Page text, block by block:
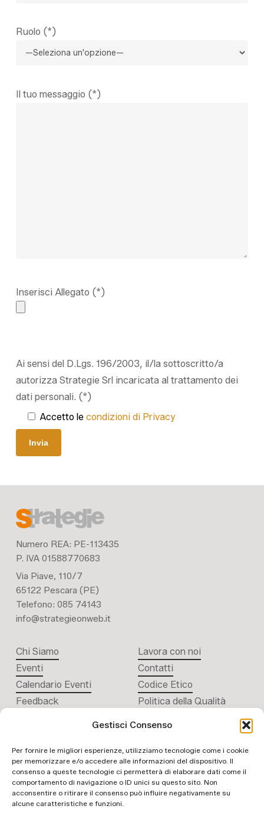
Gestisci Consenso
Per fornire le migliori esperienze, utilizziamo tecnologie come i cookie
per memorizzare e/o accedere alle informazioni del dispositivo. Il
consenso a queste tecnologie ci permetterà di elaborare dati come il
comportamento di navigazione o ID unici su questo sito. Non
acconsentire o ritirare il consenso può influire negativamente su
alcune caratteristiche e funzioni.
Ruolo (*)
Il tuo messaggio (*)
Inserisci Allegato (*)
Ai sensi del D.Lgs. 196/2003, il/la sottoscritto/a
autorizza Strategie Srl incaricata al trattamento dei
dati personali. (*)
Accetto le condizioni di Privacy
Numero REA: PE-113435
P. IVA 01588770683
Via Piave, 110/7
65122 Pescara (PE)
Telefono: 085 74143
info@strategieonweb.it
Chi Siamo
Eventi
Calendario Eventi
Feedback
Lavora con noi
Contatti
Codice Etico
Politica della Qualità
ISO 9001:2015